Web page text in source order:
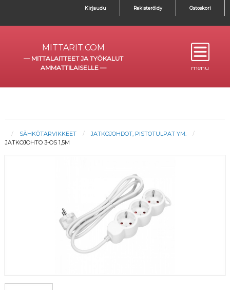
Kirjaudu Rekisteröidy Ostoskori
MITTARIT.COM
— MITTALAITTEET JA TYÖKALUT
AMMATTILAISELLE — menu
SÄHKÖTARVIKKEET
JATKOJOHDOT, PISTOTULPAT YM.
JATKOJOHTO 3-OS 1,5M